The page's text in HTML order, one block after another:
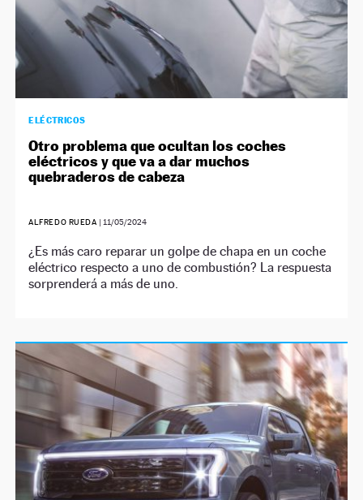
ELÉCTRICOS
Otro problema que ocultan los coches
eléctricos y que va a dar muchos
quebraderos de cabeza
ALFREDO RUEDA | 11/05/2024
¿Es más caro reparar un golpe de chapa en un coche
eléctrico respecto a uno de combustión? La respuesta
sorprenderá a más de uno.